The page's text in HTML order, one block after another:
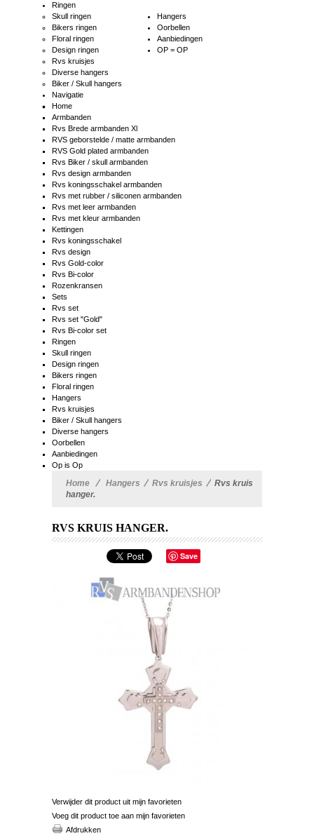
Ringen
Skull ringen
Bikers ringen
Floral ringen
Design ringen
Hangers
Rvs kruisjes
Diverse hangers
Biker / Skull hangers
Oorbellen
Aanbiedingen
OP = OP
Navigatie
Home
Armbanden
Rvs Brede armbanden Xl
RVS geborstelde / matte armbanden
RVS Gold plated armbanden
Rvs Biker / skull armbanden
Rvs design armbanden
Rvs koningsschakel armbanden
Rvs met rubber / siliconen armbanden
Rvs met leer armbanden
Rvs met kleur armbanden
Kettingen
Rvs koningsschakel
Rvs design
Rvs Gold-color
Rvs Bi-color
Rozenkransen
Sets
Rvs set
Rvs set "Gold"
Rvs Bi-color set
Ringen
Skull ringen
Design ringen
Bikers ringen
Floral ringen
Hangers
Rvs kruisjes
Biker / Skull hangers
Diverse hangers
Oorbellen
Aanbiedingen
Op is Op
Home > Hangers > Rvs kruisjes > Rvs kruis
hanger.
RVS KRUIS HANGER.
Save
Verwijder dit product uit mijn favorieten
Voeg dit product toe aan mijn favorieten
Afdrukken